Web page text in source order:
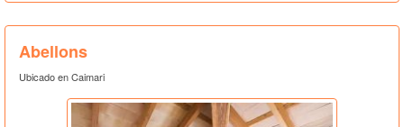
Abellons
Ubicado en Caimari